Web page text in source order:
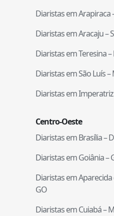
Diaristas emArapiraca
Diaristas emAracaju–
Diaristas emTeresina–
Diaristas emSão Luís–
Diaristas emImperatriz
Centro-Oeste
Diaristas emBrasília–
Diaristas emGoiânia–
Diaristas em
GO
Diaristas emCuiabá–